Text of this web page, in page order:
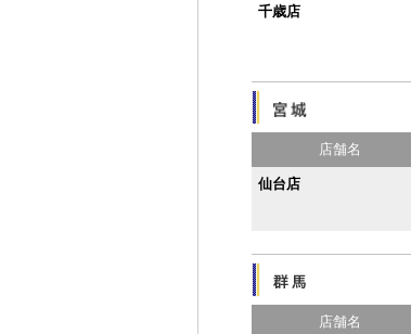
千歳店
店舗名
仙台店
店舗名